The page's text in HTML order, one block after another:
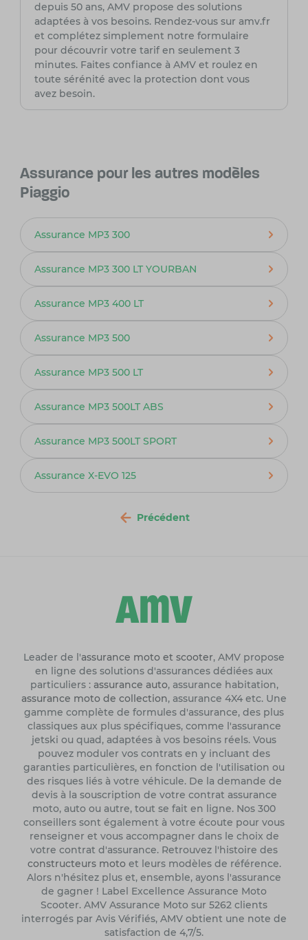
depuis 50 ans, AMV propose des solutions
adaptées à vos besoins. Rendez-vous sur amv.fr
et complétez simplement notre formulaire
pour découvrir votre tarif en seulement 3
minutes. Faites confiance à AMV et roulez en
toute sérénité avec la protection dont vous
avez besoin.
Assurance pour les autres modèles
Piaggio
Assurance MP3 300
Assurance MP3 300 LT YOURBAN
Assurance MP3 400 LT
Assurance MP3 500
Assurance MP3 500 LT
Assurance MP3 500LT ABS
Assurance MP3 500LT SPORT
Assurance X-EVO 125
Précédent
Leader de l'assurance moto et scooter, AMV propose
en ligne des solutions d'assurances dédiées aux
particuliers : assurance auto, assurance habitation,
assurance moto de collection, assurance 4X4 etc. Une
gamme complète de formules d'assurance, des plus
classiques aux plus spécifiques, comme l'assurance
jetski ou quad, adaptées à vos besoins réels. Vous
pouvez moduler vos contrats en y incluant des
garanties particulières, en fonction de l'utilisation ou
des risques liés à votre véhicule. De la demande de
devis à la souscription de votre contrat assurance
moto, auto ou autre, tout se fait en ligne. Nos 300
conseillers sont également à votre écoute pour vous
renseigner et vous accompagner dans le choix de
votre contrat d'assurance. Retrouvez l'histoire des
constructeurs motoet leurs modèles de référence.
Alors n'hésitez plus et, ensemble, ayons l'assurance
de gagner ! Label Excellence Assurance Moto
Scooter. AMV Assurance Moto sur 5262 clients
interrogés par Avis Vérifiés, AMV obtient une note de
satisfaction de 4,7/5.